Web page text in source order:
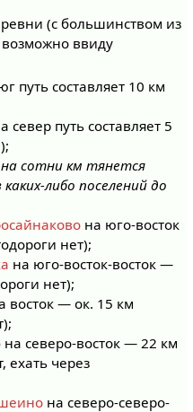
(с большинством из
ввиду
путь составляет 10 км
север путь составляет 5
сотни км тянется
либо поселений до
на юго-восток
нет);
на юго-восток-восток —
нет);
восток — ок. 15 км
на северо-восток — 22 км
ехать через
на северо-северо-